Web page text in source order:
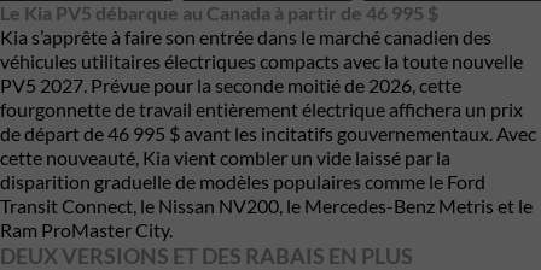
Le Kia PV5 débarque au Canada à partir de 46 995 $
Kia s’apprête à faire son entrée dans le marché canadien des
véhicules utilitaires électriques compacts avec la toute nouvelle
PV5 2027. Prévue pour la seconde moitié de 2026, cette
fourgonnette de travail entièrement électrique affichera un prix
de départ de 46 995 $ avant les incitatifs gouvernementaux. Avec
cette nouveauté, Kia vient combler un vide laissé par la
disparition graduelle de modèles populaires comme le Ford
Transit Connect, le Nissan NV200, le Mercedes-Benz Metris et le
Ram ProMaster City.
DEUX VERSIONS ET DES RABAIS EN PLUS